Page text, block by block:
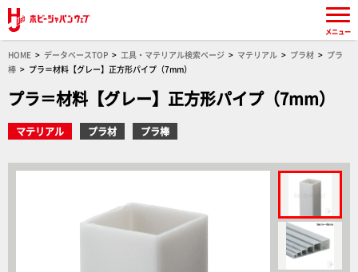
HOME データベースTOP 工具・マテリアル検索ページ マテリアル プラ材
プラ
棒
プラ＝材料【グレー】正方形パイプ（7mm）
プラ＝材料【グレー】正方形パイプ（7mm）
マテリアル プラ材 プラ棒
メニュー